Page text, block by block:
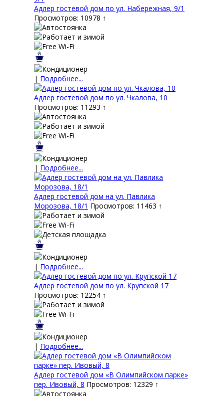
Адлер гостевой дом по ул. Набережная, 9/1
Просмотров: 10978 ↑
| Подробнее...
Адлер гостевой дом по ул. Чкалова, 10
Просмотров: 11293 ↑
| Подробнее...
Адлер гостевой дом на ул. Павлика
Морозова, 18/1 Просмотров: 11463 ↑
| Подробнее...
Адлер гостевой дом по ул. Крупской 17
Просмотров: 12254 ↑
| Подробнее...
Адлер гостевой дом «В Олимпийском парке»
пер. Ивовый, 8 Просмотров: 12329 ↑